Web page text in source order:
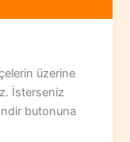
üzerine
İsterseniz
butonuna